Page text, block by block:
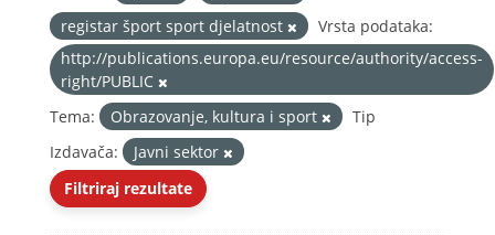
registar šport sport djelatnost
Vrsta podataka:
http://publications.europa.eu/resource/authority/access-
right/PUBLIC
Tema:
Obrazovanje, kultura i sport
Tip
Izdavača:
Javni sektor
Filtriraj rezultate